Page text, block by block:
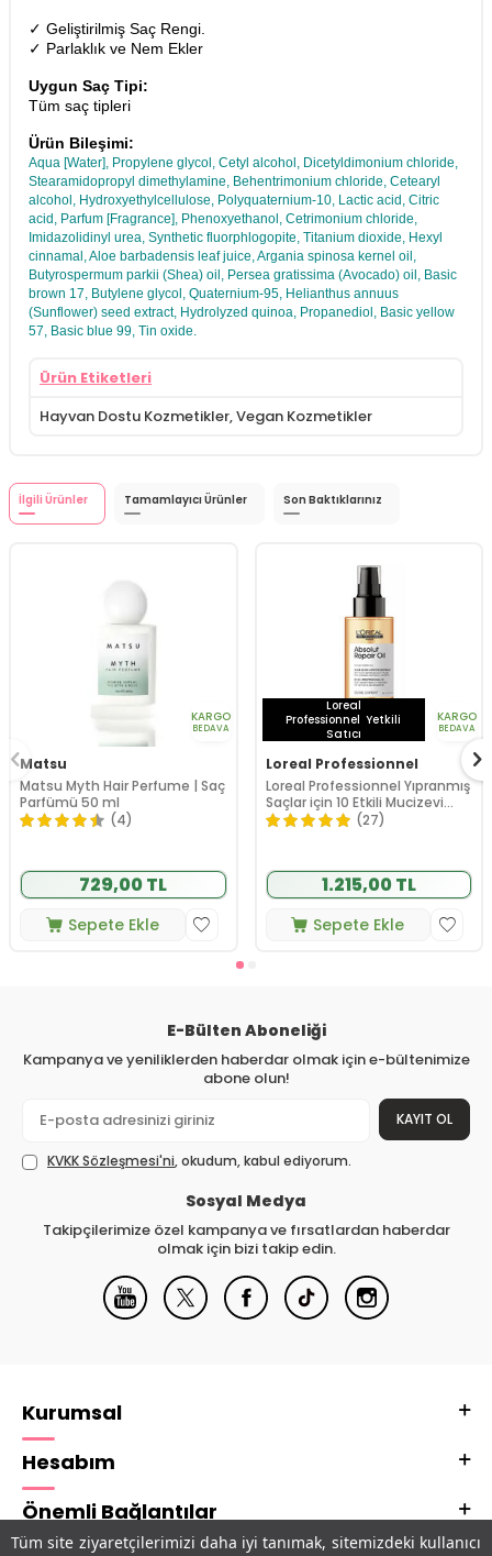
Tüm site ziyaretçilerimizi daha iyi tanımak, sitemizdeki kullanıcı
✓ Geliştirilmiş Saç Rengi.
✓ Parlaklık ve Nem Ekler
Uygun Saç Tipi:
Tüm saç tipleri
Ürün Bileşimi:
Aqua [Water], Propylene glycol, Cetyl alcohol, Dicetyldimonium chloride,
Stearamidopropyl dimethylamine, Behentrimonium chloride, Cetearyl
alcohol, Hydroxyethylcellulose, Polyquaternium-10, Lactic acid, Citric
acid, Parfum [Fragrance], Phenoxyethanol, Cetrimonium chloride,
Imidazolidinyl urea, Synthetic fluorphlogopite, Titanium dioxide, Hexyl
cinnamal, Aloe barbadensis leaf juice, Argania spinosa kernel oil,
Butyrospermum parkii (Shea) oil, Persea gratissima (Avocado) oil, Basic
brown 17, Butylene glycol, Quaternium-95, Helianthus annuus
(Sunflower) seed extract, Hydrolyzed quinoa, Propanediol, Basic yellow
57, Basic blue 99, Tin oxide.
Ürün Etiketleri
Hayvan Dostu Kozmetikler,Vegan Kozmetikler
İlgili Ürünler Tamamlayıcı Ürünler Son Baktıklarınız
KARGO
BEDAVA
Matsu
Matsu Myth Hair Perfume | Saç
Parfümü 50 ml
(4)
729,00 TL
Sepete Ekle
Loreal
Professionnel Yetkili
Satıcı
KARGO
BEDAVA
Loreal Professionnel
Loreal Professionnel Yıpranmış
Saçlar için 10 Etkili Mucizevi
Bakım Yağı 90 ml
(27)
1.215,00 TL
Sepete Ekle
E-Bülten Aboneliği
Kampanya ve yeniliklerden haberdar olmak için e-bültenimize
abone olun!
KAYIT OL
KVKK Sözleşmesi'ni, okudum, kabul ediyorum.
Sosyal Medya
Takipçilerimize özel kampanya ve fırsatlardan haberdar
olmak için bizi takip edin.
Kurumsal
Hesabım
Önemli Bağlantılar